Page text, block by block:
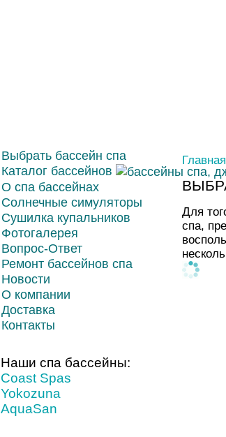
Главная
Для
спа,
Выбрать бассейн спа
Каталог бассейнов
О спа бассейнах
Солнечные симуляторы
Сушилка купальников
Фотогалерея
Вопрос-Ответ
Ремонт бассейнов спа
Новости
О компании
Доставка
Контакты
Наши спа бассейны:
Coast Spas
Yokozuna
AquaSan